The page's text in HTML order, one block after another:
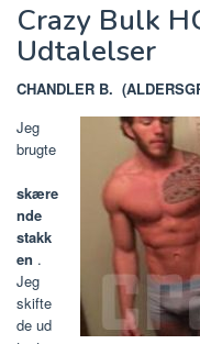
Crazy Bulk
Udtalelser
CHANDLER B.
Jeg
brugte
skære
nde
stakk
en .
Jeg
skifte
de ud